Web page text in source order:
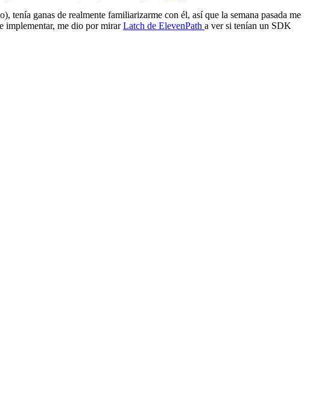
tenía ganas de realmente familiarizarme con él, así que la semana pasada me
implementar, me dio por mirarLatch de ElevenPath a ver si tenían un SDK